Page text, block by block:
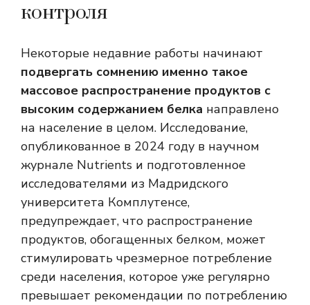
контроля
Некоторые недавние работы начинают
подвергать сомнению именно такое
массовое распространение продуктов с
высоким содержанием белка направлено
на население в целом. Исследование,
опубликованное в 2024 году в научном
журнале Nutrients и подготовленное
исследователями из Мадридского
университета Комплутенсе,
предупреждает, что распространение
продуктов, обогащенных белком, может
стимулировать чрезмерное потребление
среди населения, которое уже регулярно
превышает рекомендации по потреблению